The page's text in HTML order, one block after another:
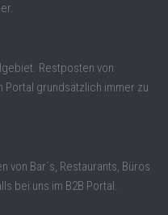
Restposten von
Portal grundsätzlich immer zu
von Bar´s, Restaurants, Büros
bei uns im B2B Portal.